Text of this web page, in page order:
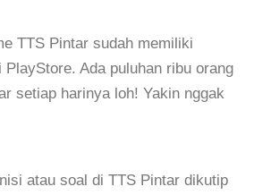
TTS Pintar sudah memiliki
PlayStore. Ada puluhan ribu orang
setiap harinya loh! Yakin nggak
atau soal di TTS Pintar dikutip